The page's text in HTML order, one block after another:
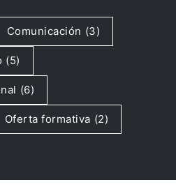
Comunicación (3)
(5)
(6)
Oferta formativa (2)